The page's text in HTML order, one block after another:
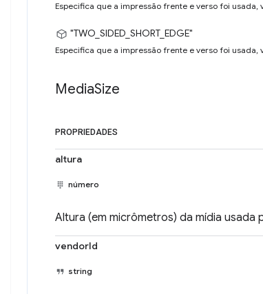
Especifica que a impressão frente e verso foi usada,
"TWO_SIDED_SHORT_EDGE"
Especifica que a impressão frente e verso foi usada,
MediaSize
PROPRIEDADES
altura
número
Altura (em micrômetros) da mídia usada
vendorId
string